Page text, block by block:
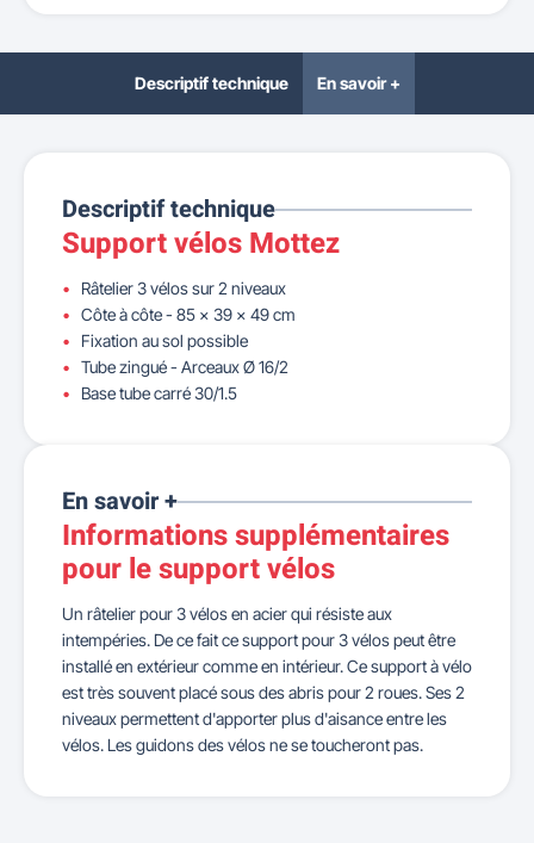
Descriptif technique En savoir +
Descriptif technique
Support vélos Mottez
Râtelier 3 vélos sur 2 niveaux
Côte à côte - 85 x 39 x 49 cm
Fixation au sol possible
Tube zingué - Arceaux Ø 16/2
Base tube carré 30/1.5
En savoir +
Informations supplémentaires
pour le support vélos
Un râtelier pour 3 vélos en acier qui résiste aux
intempéries. De ce fait ce support pour 3 vélos peut être
installé en extérieur comme en intérieur. Ce support à vélo
est très souvent placé sous des abris pour 2 roues. Ses 2
niveaux permettent d'apporter plus d'aisance entre les
vélos. Les guidons des vélos ne se toucheront pas.